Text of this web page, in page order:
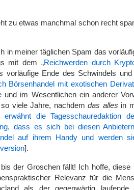
zu etwas manchmal schon recht
in meiner täglichen Spam das
mit dem „Reichwerden durch
vorläufige Ende des Schwindels
Börsenhandel mit exotischen
und im Wesentlichen ein anderer
viele Jahre, nachdemdas alles in
erwähnt die Tagesschauredaktion
dass es sich bei diesen
auf ihrem Handy und werden
].
der Groschen fällt! Ich hoffe, diese
Relevanz für die
als der gegenwärtig laufende